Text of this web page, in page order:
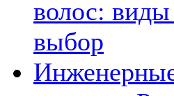
волос:
выбор